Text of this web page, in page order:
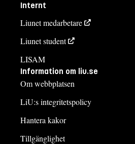
Internt
Liunet medarbetare
Liunet student
LISAM
Information om liu.se
Om webbplatsen
LiU:s integritetspolicy
Hantera kakor
Tillgänglighet